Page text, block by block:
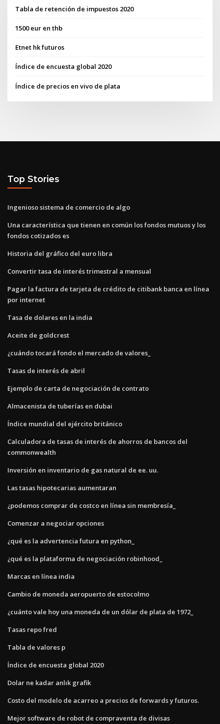
Tabla de retención de impuestos 2020
1500 eur en thb
Etnet hk futuros
Índice de encuesta global 2020
Índice de precios en vivo de plata
Top Stories
Ingenioso sistema de comercio de algo
Una característica que tienen en común los fondos mutuos y los
fondos cotizados es
Historia del gráfico del euro libra
Convertir tasa de interés trimestral a mensual
Pagar la factura de tarjeta de crédito de citibank banca en línea
por internet
Tasa de dolares en la india
Aceite de goldcrest
¿cuándo tocará fondo el mercado de valores_
Tasas de interés de abril
Ejemplo de carta de negociación de contrato
Almacenista de tuberías en dubai
Índice mundial del ejército británico
Calculadora de tasas de interés de ahorros de bancos del
commonwealth
Inversión en inventario de gas natural de ee. uu.
Las tasas hipotecarias aumentaran
¿podemos comprar de costco en línea sin membresía_
Comenzar a negociar opciones
¿qué es la advertencia futura en python_
¿qué es la plataforma de negociación robinhood_
Marcas en línea india
Cambio de moneda aeropuerto de estocolmo
¿cuánto vale hoy una moneda de un dólar de plata de 1972_
Tasas repo fred
Tabla de valores p
Índice de encuesta global 2020
Dolar ne kadar anlık grafik
Costo del modelo de acarreo a precios de forwards y futuros.
Mejor software de robot de compraventa de divisas